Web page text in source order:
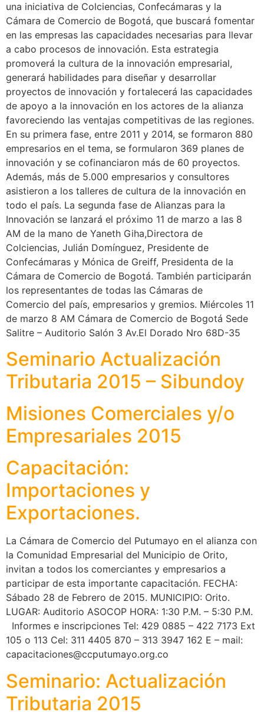
una iniciativa de Colciencias, Confecámaras y la
Cámara de Comercio de Bogotá, que buscará fomentar
en las empresas las capacidades necesarias para llevar
a cabo procesos de innovación. Esta estrategia
promoverá la cultura de la innovación empresarial,
generará habilidades para diseñar y desarrollar
proyectos de innovación y fortalecerá las capacidades
de apoyo a la innovación en los actores de la alianza
favoreciendo las ventajas competitivas de las regiones.
En su primera fase, entre 2011 y 2014, se formaron 880
empresarios en el tema, se formularon 369 planes de
innovación y se cofinanciaron más de 60 proyectos.
Además, más de 5.000 empresarios y consultores
asistieron a los talleres de cultura de la innovación en
todo el país. La segunda fase de Alianzas para la
Innovación se lanzará el próximo 11 de marzo a las 8
AM de la mano de Yaneth Giha,Directora de
Colciencias, Julián Domínguez, Presidente de
Confecámaras y Mónica de Greiff, Presidenta de la
Cámara de Comercio de Bogotá. También participarán
los representantes de todas las Cámaras de
Comercio del país, empresarios y gremios. Miércoles 11
de marzo 8 AM Cámara de Comercio de Bogotá Sede
Salitre – Auditorio Salón 3 Av.El Dorado Nro 68D-35
Seminario Actualización
Tributaria 2015 – Sibundoy
Misiones Comerciales y/o
Empresariales 2015
Capacitación:
Importaciones y
Exportaciones.
La Cámara de Comercio del Putumayo en el alianza con
la Comunidad Empresarial del Municipio de Orito,
invitan a todos los comerciantes y empresarios a
participar de esta importante capacitación. FECHA:
Sábado 28 de Febrero de 2015. MUNICIPIO: Orito.
LUGAR: Auditorio ASOCOP HORA: 1:30 P.M. – 5:30 P.M.
Informes e inscripciones Tel: 429 0885 – 422 7173 Ext
105 o 113 Cel: 311 4405 870 – 313 3947 162 E – mail:
capacitaciones@ccputumayo.org.co
Seminario: Actualización
Tributaria 2015